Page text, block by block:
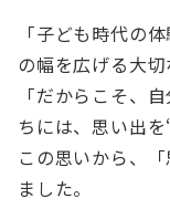
「子ども時代の
の幅を広げる大切
「だからこそ、
ちには、思い出を
この思いから、
ました。